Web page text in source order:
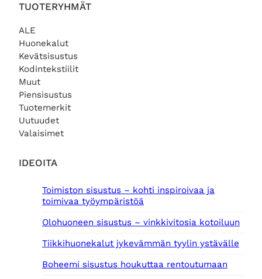
TUOTERYHMÄT
ALE
Huonekalut
Kevätsisustus
Kodintekstiilit
Muut
Piensisustus
Tuotemerkit
Uutuudet
Valaisimet
IDEOITA
Toimiston sisustus – kohti inspiroivaa ja
toimivaa työympäristöä
Olohuoneen sisustus – vinkkivitosia kotoiluun
Tiikkihuonekalut jykevämmän tyylin ystävälle
Boheemi sisustus houkuttaa rentoutumaan